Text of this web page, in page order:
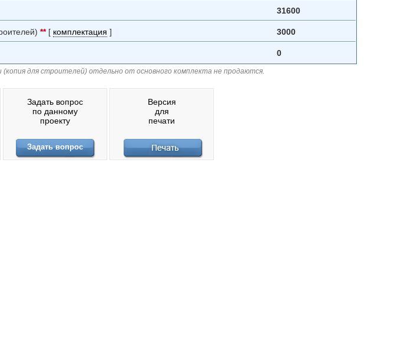
31600
**[ комплектация ] 3000
0
для строителей) отдельно от основного комплекта не продаются.
Задать вопрос
по данному
проекту
Задать вопрос
Версия
для
печати